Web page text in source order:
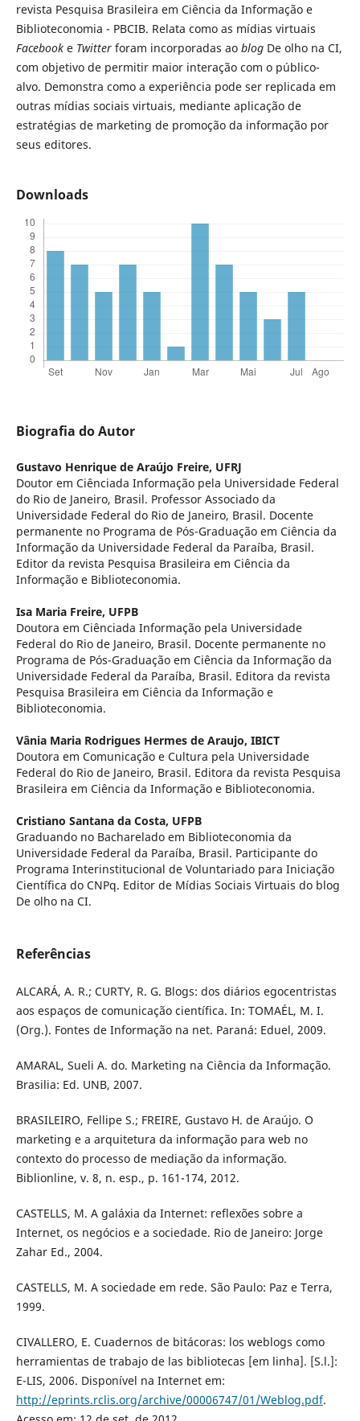
revista Pesquisa Brasileira em Ciência da Informação e
Biblioteconomia - PBCIB. Relata como as mídias virtuais
Facebooke Twitterforam incorporadas ao blogDe olho na CI,
com objetivo de permitir maior interação com o público-
alvo. Demonstra como a experiência pode ser replicada em
outras mídias sociais virtuais, mediante aplicação de
estratégias de marketing de promoção da informação por
seus editores.
Downloads
Biografia do Autor
Gustavo Henrique de Araújo Freire, UFRJ
Doutor em Ciênciada Informação pela Universidade Federal
do Rio de Janeiro, Brasil. Professor Associado da
Universidade Federal do Rio de Janeiro, Brasil. Docente
permanente no Programa de Pós-Graduação em Ciência da
Informação da Universidade Federal da Paraíba, Brasil.
Editor da revista Pesquisa Brasileira em Ciência da
Informação e Biblioteconomia.
Isa Maria Freire, UFPB
Doutora em Ciênciada Informação pela Universidade
Federal do Rio de Janeiro, Brasil. Docente permanente no
Programa de Pós-Graduação em Ciência da Informação da
Universidade Federal da Paraíba, Brasil. Editora da revista
Pesquisa Brasileira em Ciência da Informação e
Biblioteconomia.
Vânia Maria Rodrigues Hermes de Araujo, IBICT
Doutora em Comunicação e Cultura pela Universidade
Federal do Rio de Janeiro, Brasil. Editora da revista Pesquisa
Brasileira em Ciência da Informação e Biblioteconomia.
Cristiano Santana da Costa, UFPB
Graduando no Bacharelado em Biblioteconomia da
Universidade Federal da Paraíba, Brasil. Participante do
Programa Interinstitucional de Voluntariado para Iniciação
Científica do CNPq. Editor de Mídias Sociais Virtuais do blog
De olho na CI.
Referências
ALCARÁ, A. R.; CURTY, R. G. Blogs: dos diários egocentristas
aos espaços de comunicação científica. In: TOMAÉL, M. I.
(Org.). Fontes de Informação na net. Paraná: Eduel, 2009.
AMARAL, Sueli A. do. Marketing na Ciência da Informação.
Brasilia: Ed. UNB, 2007.
BRASILEIRO, Fellipe S.; FREIRE, Gustavo H. de Araújo. O
marketing e a arquitetura da informação para web no
contexto do processo de mediação da informação.
Biblionline, v. 8, n. esp., p. 161-174, 2012.
CASTELLS, M. A galáxia da Internet: reflexões sobre a
Internet, os negócios e a sociedade. Rio de Janeiro: Jorge
Zahar Ed., 2004.
CASTELLS, M. A sociedade em rede. São Paulo: Paz e Terra,
1999.
CIVALLERO, E. Cuadernos de bitácoras: los weblogs como
herramientas de trabajo de las bibliotecas [em linha]. [S.l.]:
E-LIS, 2006. Disponível na Internet em:
http://eprints.rclis.org/archive/00006747/01/Weblog.pdf.